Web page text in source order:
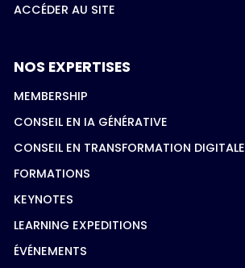
ACCÉDER AU SITE
NOS EXPERTISES
MEMBERSHIP
CONSEIL EN IA GÉNÉRATIVE
CONSEIL EN TRANSFORMATION DIGITALE
FORMATIONS
KEYNOTES
LEARNING EXPEDITIONS
ÉVÉNEMENTS